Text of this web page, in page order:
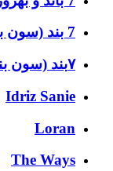
7 بند (سون بند)
۷بند (سون بند)
Idriz Sanie
Loran
The Ways